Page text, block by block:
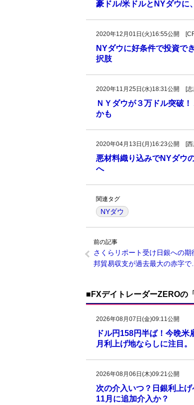
豪ドル/米ドルとNYダウに
2020年12月01日(火)16:55公開
NYダウに好条件で投資で
択肢
2020年11月25日(水)18:31公開 [志
ＮＹダウが３万ドル突破
かも
2020年04月13日(月)16:23公開 [西
悪材料織り込みでNYダウ
へ
関連タグ
NYダウ
前の記事
さくらリポート受け日銀への期
邦貿易収支が過去最大の赤字で…
■FXデイトレーダーZEROの
2026年08月07日(金)09:11公開
ドル円158円半ば！今晩
月利上げ地ならしに注目。
2026年08月06日(木)09:21公開
次の介入いつ？日銀利上
11月に追加介入か？